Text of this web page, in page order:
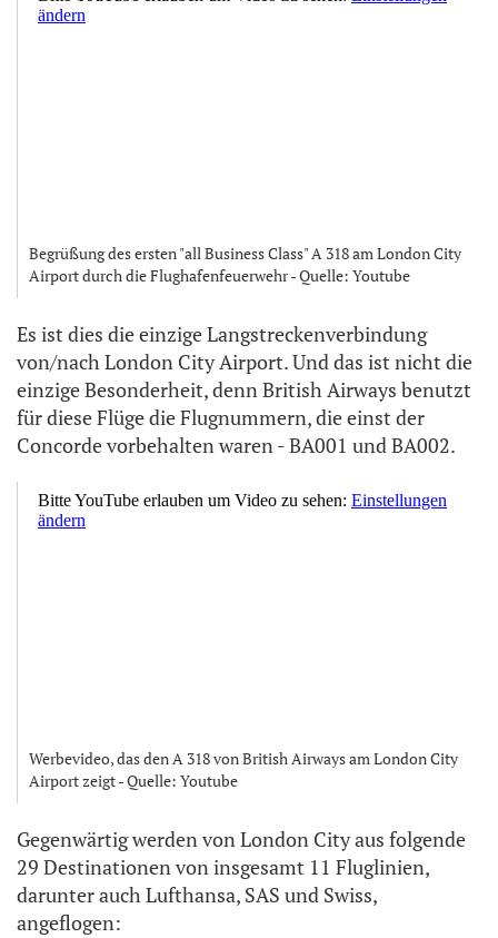
Begrüßung des ersten "all Business Class" A 318 am London City
Airport durch die Flughafenfeuerwehr - Quelle: Youtube
Es ist dies die einzige Langstreckenverbindung
von/nach London City Airport. Und das ist nicht die
einzige Besonderheit, denn British Airways benutzt
für diese Flüge die Flugnummern, die einst der
Concorde vorbehalten waren - BA001 und BA002.
Werbevideo, das den A 318 von British Airways am London City
Airport zeigt - Quelle: Youtube
Gegenwärtig werden von London City aus folgende
29 Destinationen von insgesamt 11 Fluglinien,
darunter auch Lufthansa, SAS und Swiss,
angeflogen: